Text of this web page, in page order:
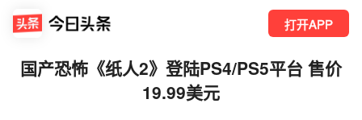
打开APP
国产恐怖《纸人2》登陆PS4/PS5平台 售价
19.99美元